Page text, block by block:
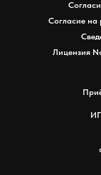
Согласие на
Лицензия